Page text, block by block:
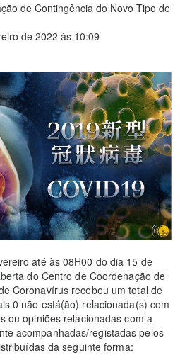
de Contingência do Novo Tipo de
de 2022 às 10:09
até às 08H00 do dia 15 de
do Centro de Coordenação de
Coronavírus recebeu um total de
0 não está(ão) relacionada(s) com
ou opiniões relacionadas com a
acompanhadas/registadas pelos
da seguinte forma: